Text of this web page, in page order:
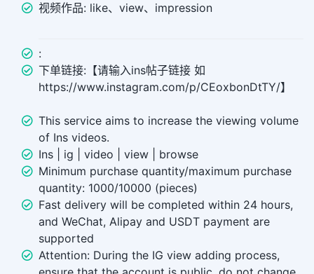
视频作品: like、view、impression
:
下单链接:【请输入ins帖子链接 如
https://www.instagram.com/p/CEoxbonDtTY/】
This service aims to increase the viewing volume
of Ins videos.
Ins | ig | video | view | browse
Minimum purchase quantity/maximum purchase
quantity: 1000/10000 (pieces)
Fast delivery will be completed within 24 hours,
and WeChat, Alipay and USDT payment are
supported
Attention: During the IG view adding process,